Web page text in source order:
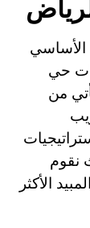
الأساسي
حي
من
نقوم
الأكثر